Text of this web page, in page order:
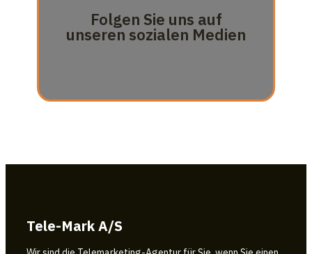
Folgen Sie uns auf
unseren sozialen Medien
Tele-Mark A/S